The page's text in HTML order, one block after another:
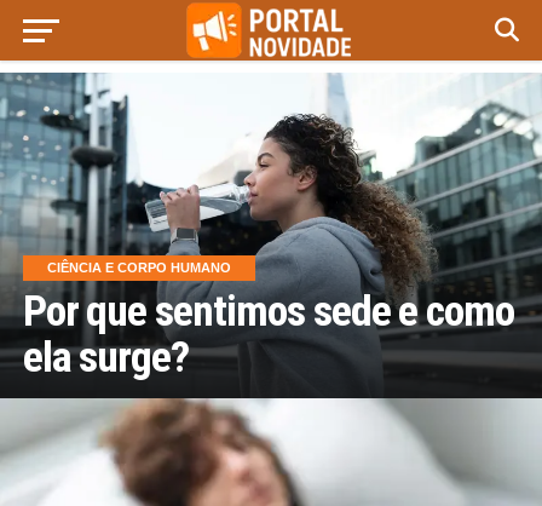
CIÊNCIA E CORPO HUMANO
Por que sentimos sede e como
ela surge?